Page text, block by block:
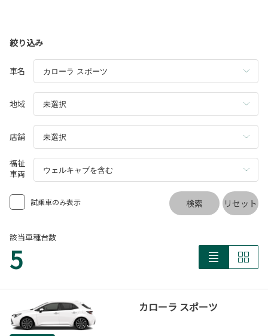
絞り込み
車名
地域
店舗
福祉
車両
試乗車のみ表示 検索 リセット
該当車種台数
5
カローラ スポーツ